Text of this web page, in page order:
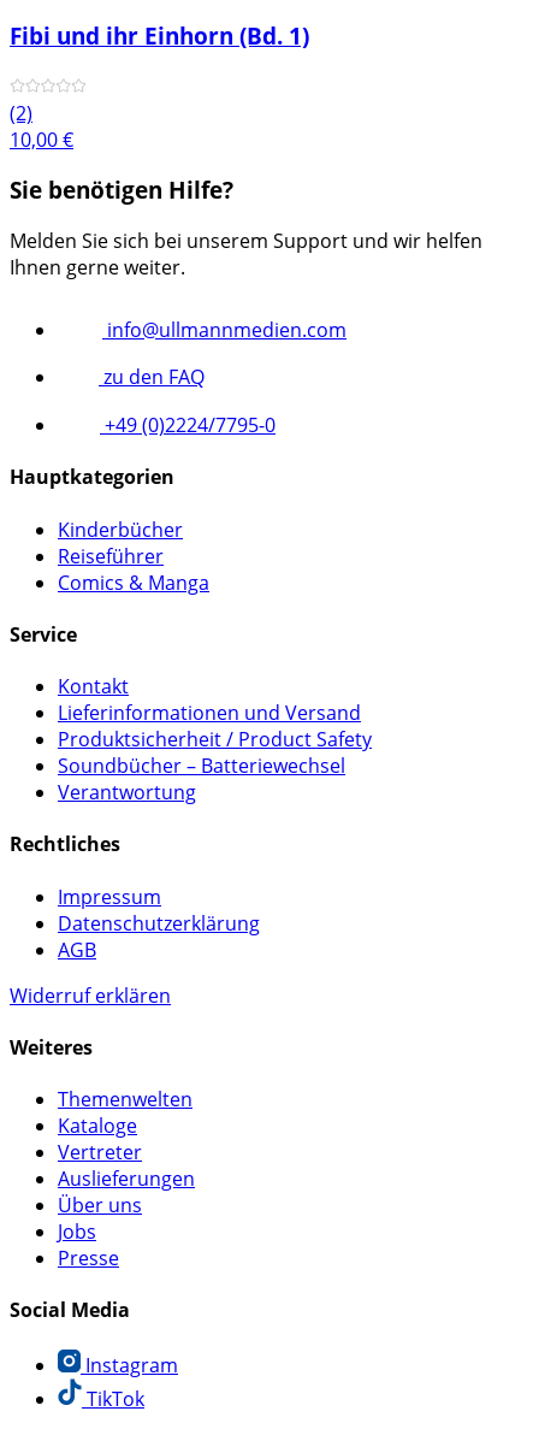
Fibi und ihr Einhorn (Bd. 1)
(2)
10,00€
Sie benötigen Hilfe?
Melden Sie sich bei unserem Support und wir helfen
Ihnen gerne weiter.
info@ullmannmedien.com
zu den FAQ
+49 (0)2224/7795-0
Hauptkategorien
Kinderbücher
Reiseführer
Comics & Manga
Service
Kontakt
Lieferinformationen und Versand
Produktsicherheit / Product Safety
Soundbücher – Batteriewechsel
Verantwortung
Rechtliches
Impressum
Datenschutzerklärung
AGB
Widerruf erklären
Weiteres
Themenwelten
Kataloge
Vertreter
Auslieferungen
Über uns
Jobs
Presse
Social Media
Instagram
TikTok